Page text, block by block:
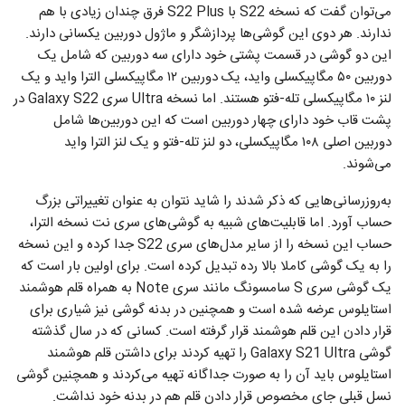
می‌توان گفت که نسخه S22 با S22 Plus فرق چندان زیادی با هم
ندارند. هر دوی این گوشی‌ها پردازشگر و ماژول دوربین یکسانی دارند.
این دو گوشی در قسمت پشتی خود دارای سه دوربین که شامل یک
دوربین ۵۰ مگاپیکسلی واید، یک دوربین ۱۲ مگاپیکسلی الترا واید و یک
لنز ۱۰ مگاپیکسلی تله‌-فتو هستند. اما نسخه Ultra سری Galaxy S22 در
پشت قاب خود دارای چهار دوربین است که این دوربین‌ها شامل
دوربین اصلی ۱۰۸ مگاپیکسلی، دو لنز تله‌-فتو و یک لنز الترا واید
می‌شوند.
به‌روزرسانی‌هایی که ذکر شدند را شاید نتوان به عنوان تغییراتی بزرگ
حساب آورد. اما قابلیت‌های شبیه به گوشی‌های سری نت نسخه الترا،
حساب این نسخه را از سایر مدل‌های سری S22 جدا کرده و این نسخه
را به یک گوشی کاملا بالا رده تبدیل کرده است. برای اولین بار است که
یک گوشی سری S سامسونگ مانند سری Note به همراه قلم هوشمند
استایلوس عرضه شده است و همچنین در بدنه گوشی نیز شیاری برای
قرار دادن این قلم هوشمند قرار گرفته است. کسانی که در سال گذشته
گوشی Galaxy S21 Ultra را تهیه کردند برای داشتن قلم هوشمند
استایلوس باید آن را به صورت جداگانه تهیه می‌کردند و همچنین گوشی
نسل قبلی جای مخصوص قرار دادن قلم هم در بدنه خود نداشت.